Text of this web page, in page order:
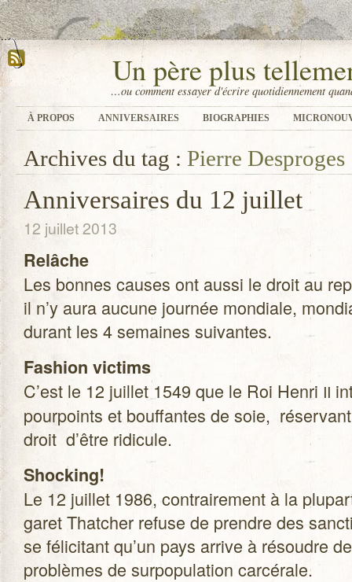
Un père plus
…ou comment essayer d'écrire quotidiennement
À PROPOS ANNIVERSAIRES BIOGRAPHIES
Archives du tag : Pierre Desproges
Anniversaires du 12 juillet
12 juillet 2013
Relâche
Les bonnes causes ont aussi le droit au
il n’y aura aucune jour­née mon­diale,
durant les 4 semaines suivantes.
Fashion vic­tims
C’est le 12 juillet 1549 que le Roi Henri II
pour­points et bouf­fantes de soie,
droit d’être ridicule.
Sho­cking!
Le 12 juillet 1986, contrai­re­ment à la
ga­ret That­cher refuse de prendre des
se féli­ci­tant qu’un pays arrive à résoudre
pro­blèmes de sur­po­pu­la­tion carcérale.